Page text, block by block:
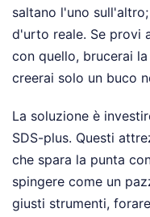
saltano l'uno
d'urto reale. Se provi
con quello, brucerai
creerai solo un buco
La soluzione è
SDS-plus. Questi
che spara la punta
spingere come un
giusti strumenti,